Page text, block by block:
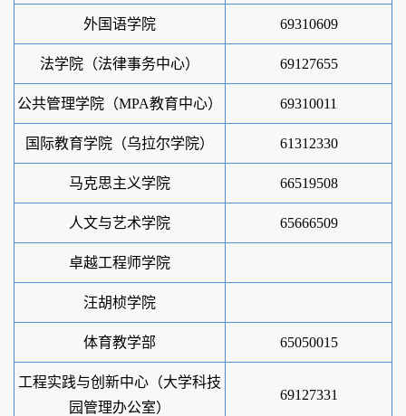
外国语学院 69310609
法学院 （法律事务中心） 69127655
公共管理学院 （MPA教育中心） 69310011
国际教育学院 （乌拉尔学院） 61312330
马克思主义学院 66519508
人文与艺术学院 65666509
卓越工程师学院
汪胡桢学院
体育教学部 65050015
工程实践与创新中心 （大学科技
园管理办公室）
69127331